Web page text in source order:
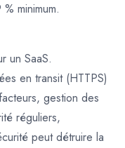
minimum.
un SaaS.
en transit (HTTPS)
gestion des
réguliers,
peut détruire la